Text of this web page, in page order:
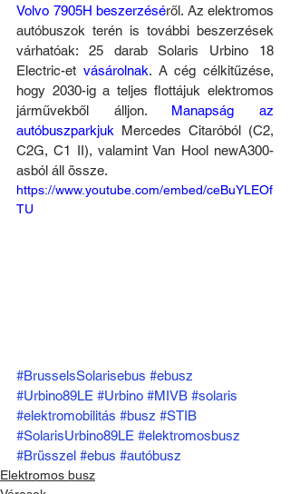
Volvo 7905H beszerzéséről. Az elektromos
autóbuszok terén is további beszerzések
várhatóak: 25 darab Solaris Urbino 18
Electric-et vásárolnak. A cég célkitűzése,
hogy 2030-ig a teljes flottájuk elektromos
járművekből álljon. Manapság az
autóbuszparkjuk Mercedes Citaróból (C2,
C2G, C1 II), valamint Van Hool newA300-
asból áll össze.
https://www.youtube.com/embed/ceBuYLEOf
TU
#BrusselsSolarisebus #ebusz
#Urbino89LE #Urbino #MIVB #solaris
#elektromobilitás #busz #STIB
#SolarisUrbino89LE #elektromosbusz
#Brüsszel #ebus #autóbusz
Elektromos busz